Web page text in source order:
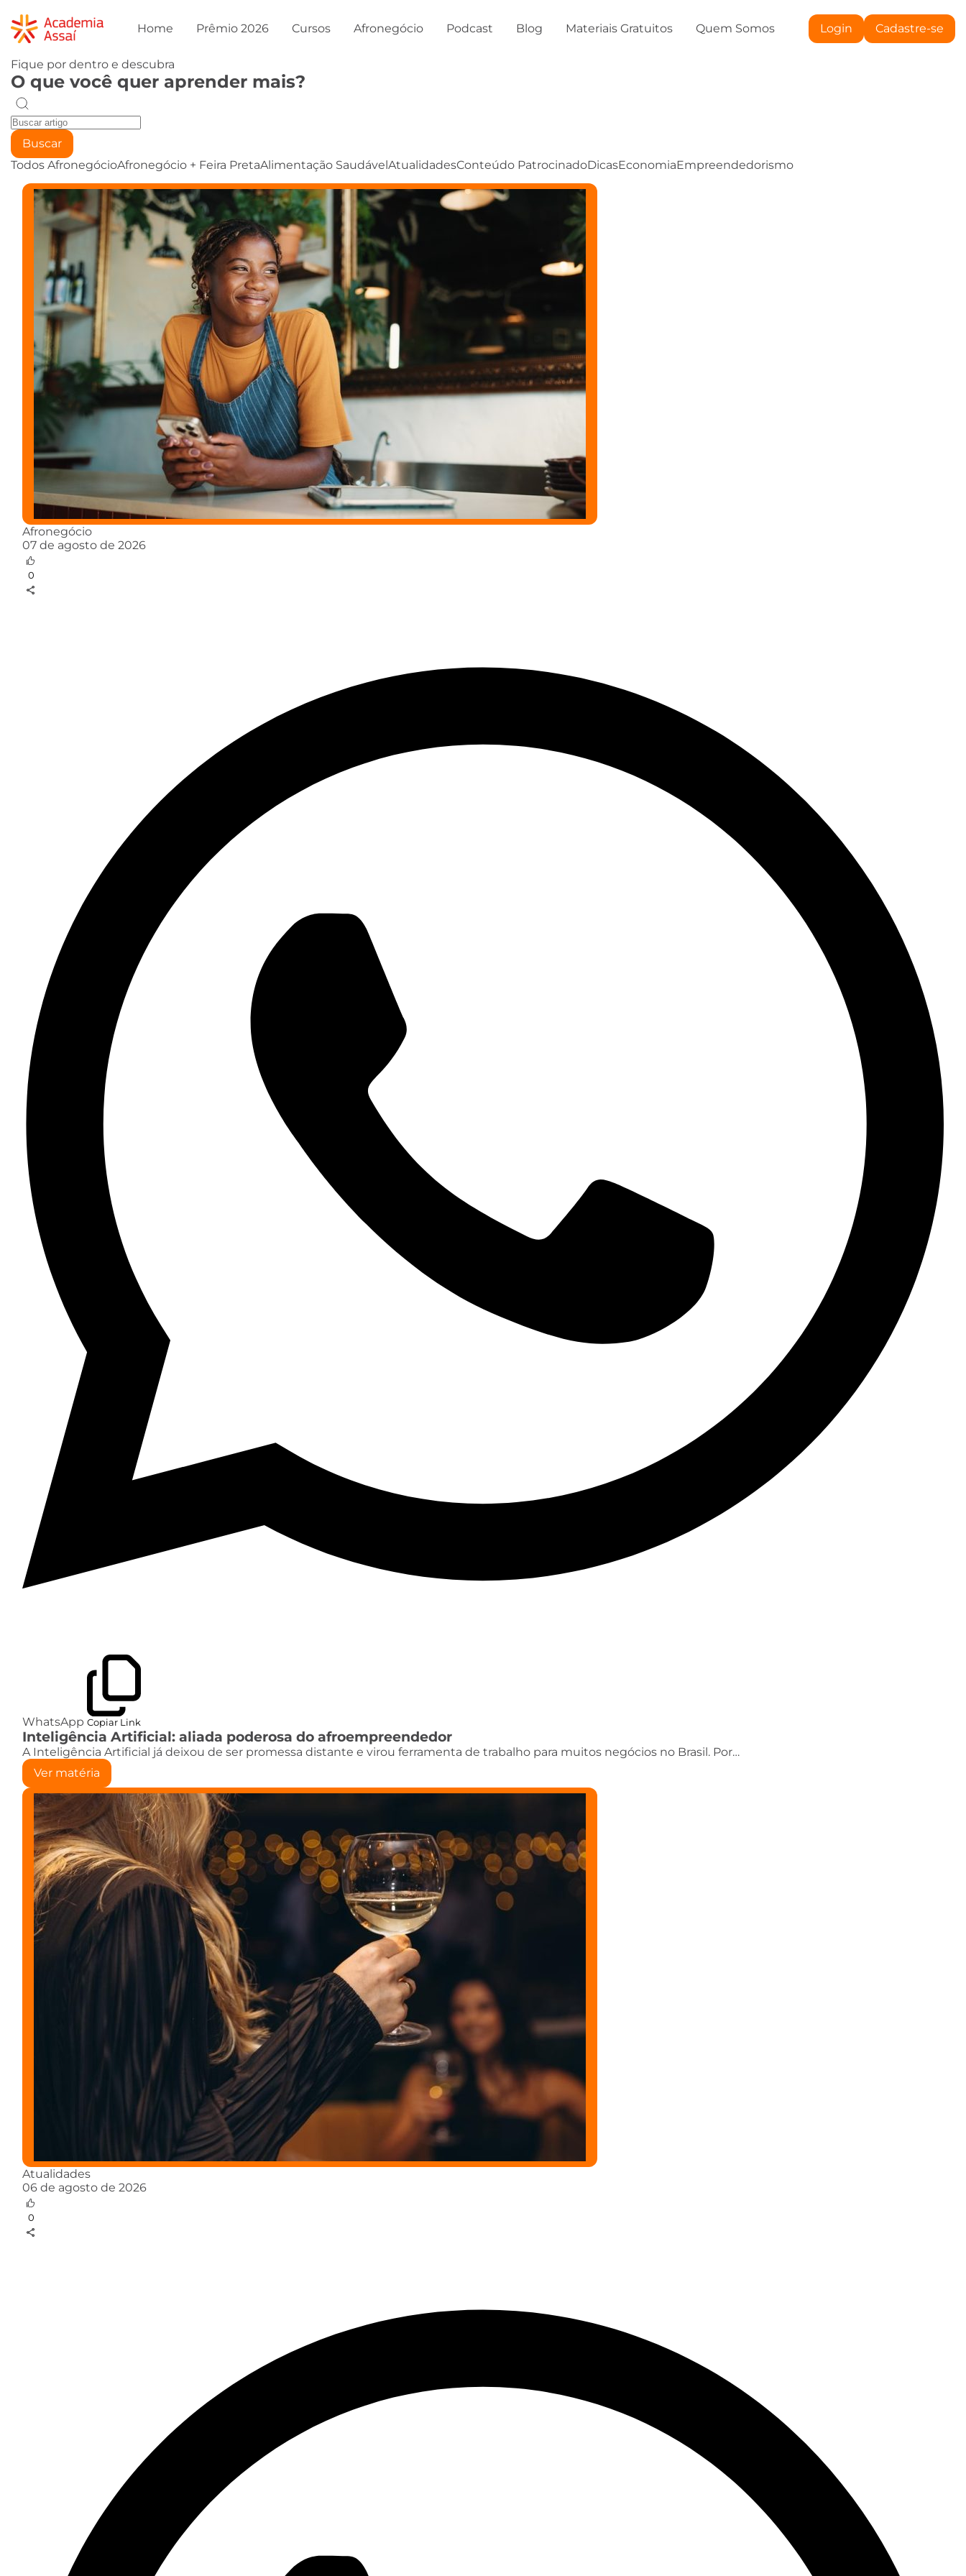
Home Prêmio 2026 Cursos Afronegócio Podcast Blog Materiais Gratuitos Quem Somos Login Cadastre-se
Fique por dentro e descubra
O que você quer aprender mais?
Buscar
Todos AfronegócioAfronegócio + Feira PretaAlimentação SaudávelAtualidadesConteúdo PatrocinadoDicasEconomiaEmpreendedorismo
Afronegócio
07 de agosto de 2026
0
WhatsApp Copiar Link
Inteligência Artificial: aliada poderosa do afroempreendedor
A Inteligência Artificial já deixou de ser promessa distante e virou ferramenta de trabalho para muitos negócios no Brasil. Por…
Ver matéria
Atualidades
06 de agosto de 2026
0